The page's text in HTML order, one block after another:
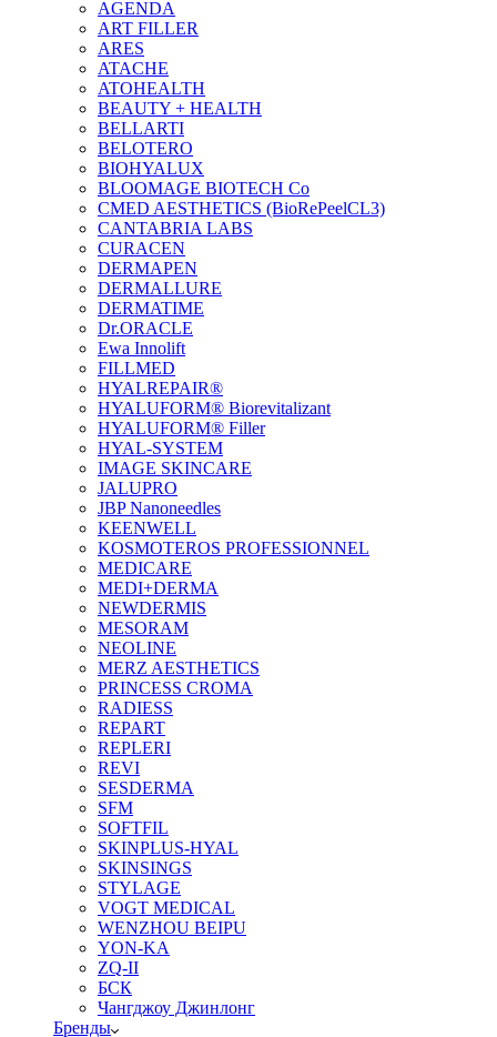
AGENDA
ART FILLER
ARES
ATACHE
ATOHEALTH
BEAUTY + HEALTH
BELLARTI
BELOTERO
BIOHYALUX
BLOOMAGE BIOTECH Co
CMED AESTHETICS (BioRePeelCL3)
CANTABRIA LABS
CURACEN
DERMAPEN
DERMALLURE
DERMATIME
Dr.ORACLE
Ewa Innolift
FILLMED
НYALREPAIR®
HYALUFORM® Biorevitalizant
HYALUFORM® Filler
HYAL-SYSTEM
IMAGE SKINCARE
JALUPRO
JBP Nanoneedles
KEENWELL
KOSMOTEROS PROFESSIONNEL
MEDICARE
MEDI+DERMA
NEWDERMIS
MESORAM
NEOLINE
MERZ AESTHETICS
PRINCESS CROMA
RADIESS
REPART
REPLERI
REVI
SESDERMA
SFM
SOFTFIL
SKINPLUS-HYAL
SKINSINGS
STYLAGE
VOGT MEDICAL
WENZHOU BEIPU
YON-KA
ZQ-II
БСК
Чангджоу Джинлонг
Бренды